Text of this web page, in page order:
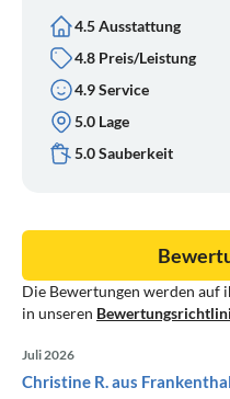
4.5 Ausstattung
4.8 Preis/Leistung
4.9 Service
5.0 Lage
5.0 Sauberkeit
Die Bewertungen werden auf
in unseren
Juli 2026
Christine R. aus Frankenthal